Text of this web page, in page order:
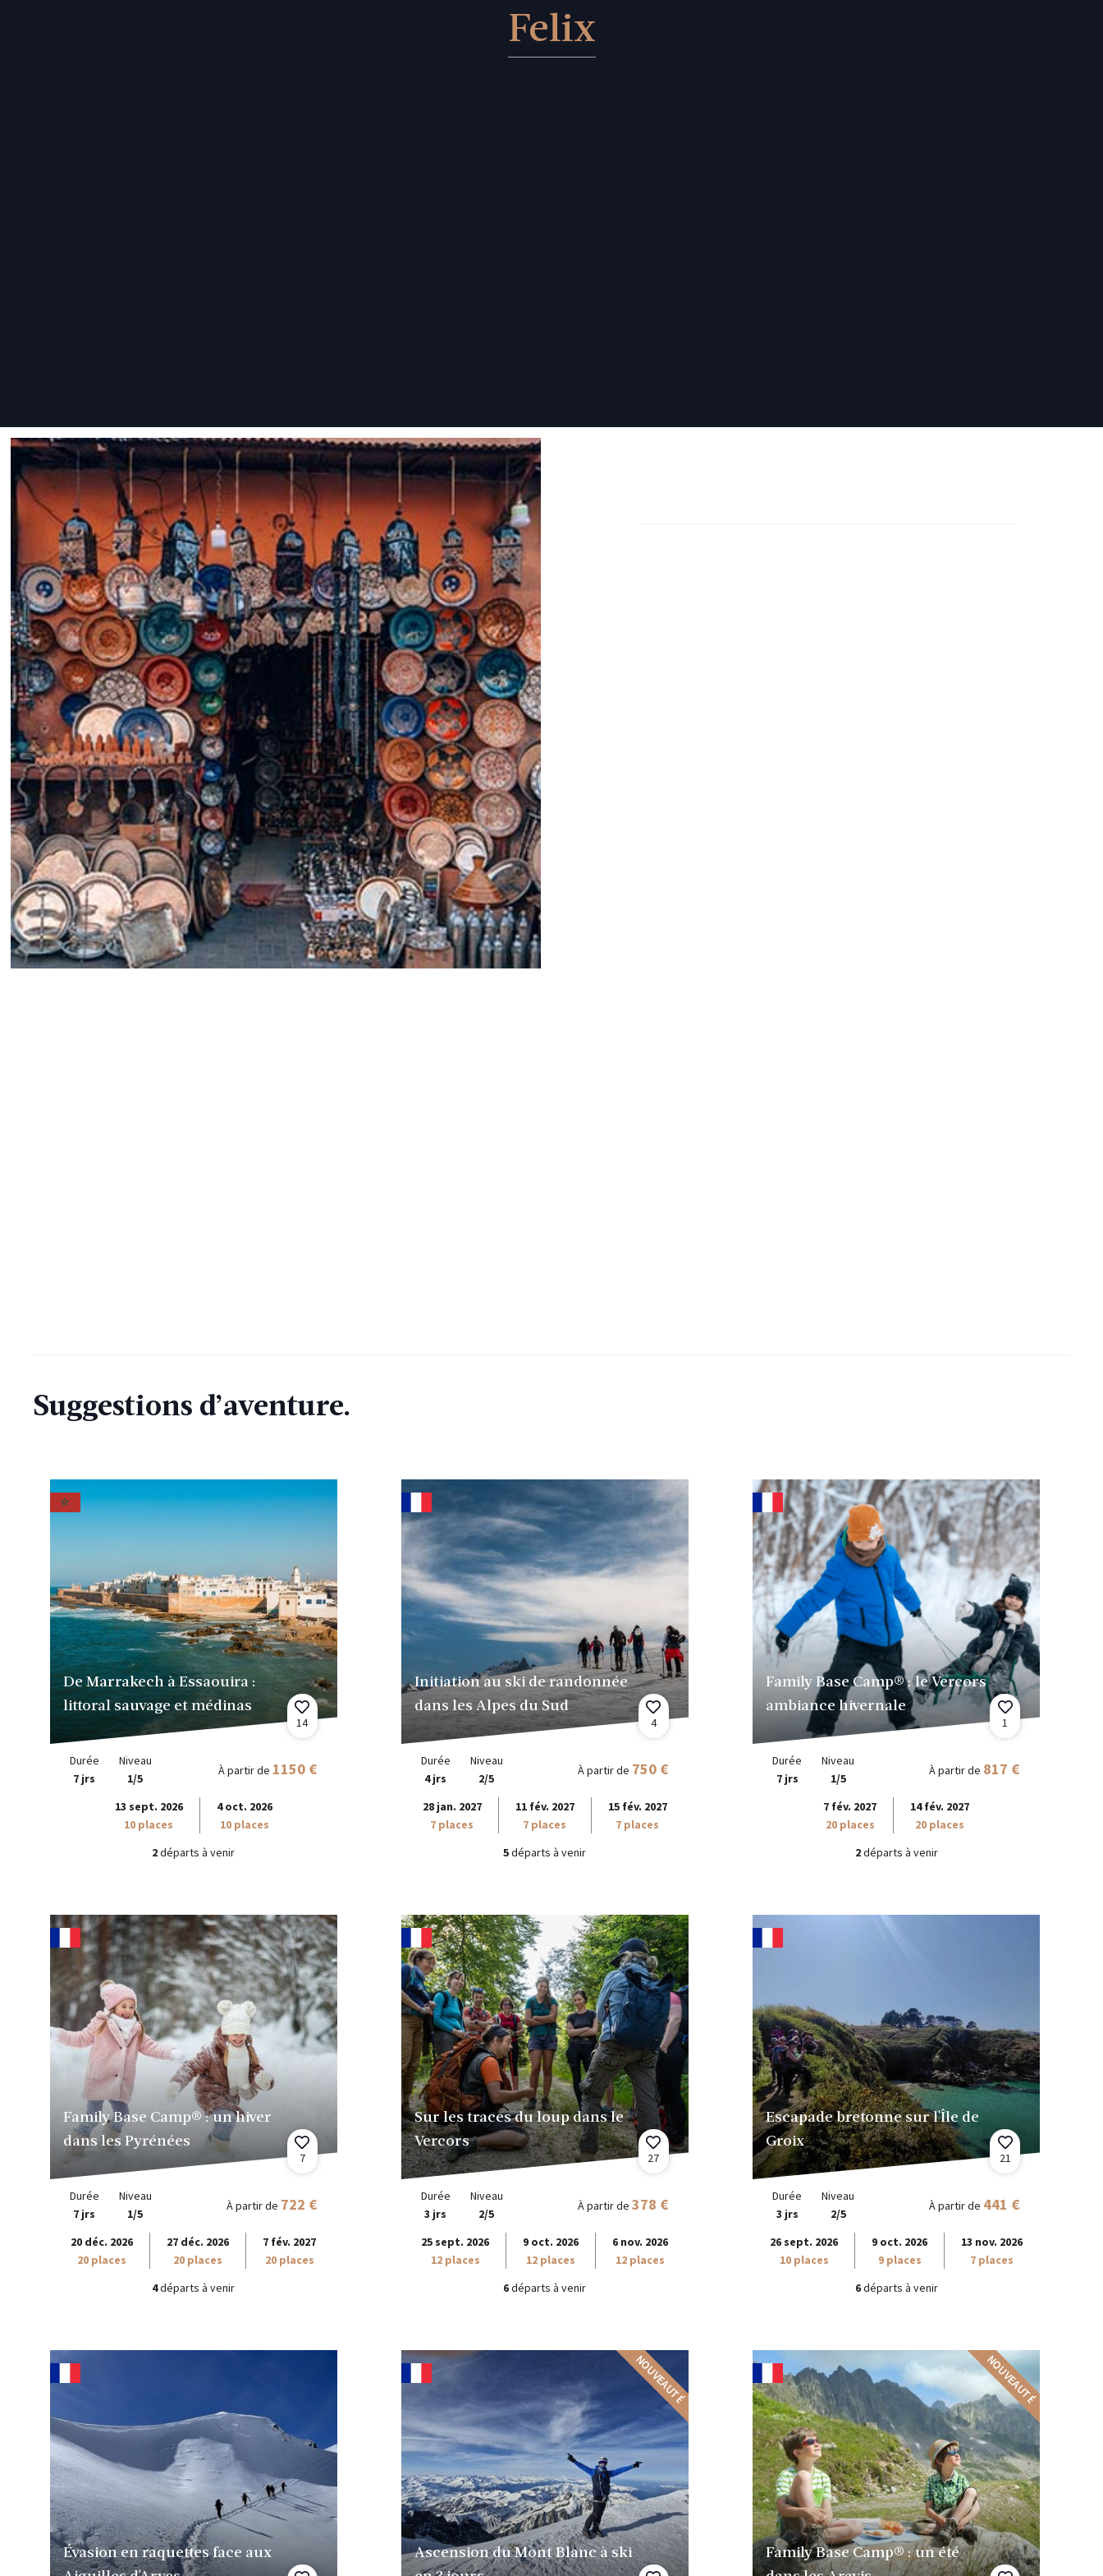
Felix
Suggestions d’aventure.
De Marrakech à Essaouira :
littoral sauvage et médinas
14
Durée
7 jrs
Niveau
1/5
À partir de 1150 €
13 sept. 2026
10 places
4 oct. 2026
10 places
2départs à venir
Initiation au ski de randonnée
dans les Alpes du Sud
4
Durée
4 jrs
Niveau
2/5
À partir de 750 €
28 jan. 2027
7 places
11 fév. 2027
7 places
15 fév. 2027
7 places
5départs à venir
Family Base Camp® : le Vercors
ambiance hivernale
1
Durée
7 jrs
Niveau
1/5
À partir de 817 €
7 fév. 2027
20 places
14 fév. 2027
20 places
2départs à venir
Family Base Camp® : un hiver
dans les Pyrénées
7
Durée
7 jrs
Niveau
1/5
À partir de 722 €
20 déc. 2026
20 places
27 déc. 2026
20 places
7 fév. 2027
20 places
4départs à venir
Sur les traces du loup dans le
Vercors
27
Durée
3 jrs
Niveau
2/5
À partir de 378 €
25 sept. 2026
12 places
9 oct. 2026
12 places
6 nov. 2026
12 places
6départs à venir
Escapade bretonne sur l'Île de
Groix
21
Durée
3 jrs
Niveau
2/5
À partir de 441 €
26 sept. 2026
10 places
9 oct. 2026
9 places
13 nov. 2026
7 places
6départs à venir
Évasion en raquettes face aux
NOUVEAUTÉ
Ascension du Mont Blanc à ski
NOUVEAUTÉ
Family Base Camp® : un été